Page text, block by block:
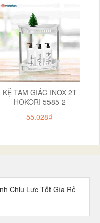
KỆ TAM GIÁC INOX 2T
HOKORI 5585-2
55.028₫
Chịu Lực Tốt Gía Rẻ